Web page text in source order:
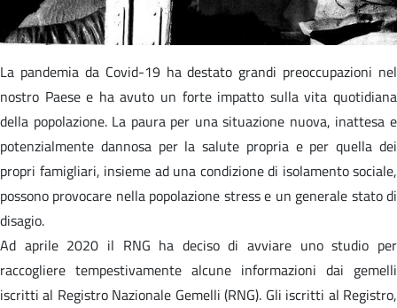
La pandemia da Covid-19 ha destato grandi preoccupazioni nel
nostro Paese e ha avuto un forte impatto sulla vita quotidiana
della popolazione. La paura per una situazione nuova, inattesa e
potenzialmente dannosa per la salute propria e per quella dei
propri famigliari, insieme ad una condizione di isolamento sociale,
possono provocare nella popolazione stress e un generale stato di
disagio.
Ad aprile 2020 il RNG ha deciso di avviare uno studio per
raccogliere tempestivamente alcune informazioni dai gemelli
iscritti al Registro Nazionale Gemelli (RNG). Gli iscritti al Registro,